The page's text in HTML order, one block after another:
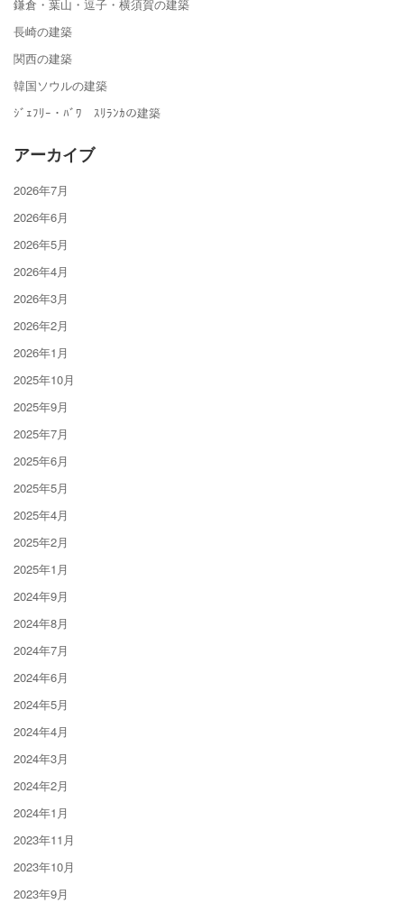
鎌倉・葉山・逗子・横須賀の建築
長崎の建築
関西の建築
韓国ソウルの建築
ｼﾞｪﾌﾘｰ・ﾊﾞﾜ ｽﾘﾗﾝｶの建築
アーカイブ
2026年7月
2026年6月
2026年5月
2026年4月
2026年3月
2026年2月
2026年1月
2025年10月
2025年9月
2025年7月
2025年6月
2025年5月
2025年4月
2025年2月
2025年1月
2024年9月
2024年8月
2024年7月
2024年6月
2024年5月
2024年4月
2024年3月
2024年2月
2024年1月
2023年11月
2023年10月
2023年9月